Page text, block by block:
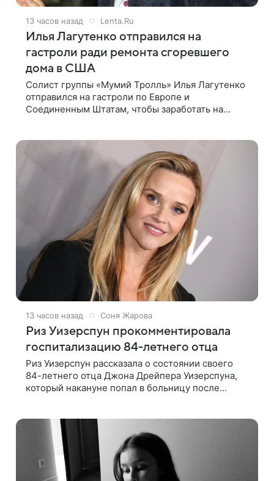
13 часов назад Lenta.Ru
Илья Лагутенко отправился на
гастроли ради ремонта сгоревшего
дома в США
Солист группы «Мумий Тролль» Илья Лагутенко
отправился на гастроли по Европе и
Соединенным Штатам, чтобы заработать на
13 часов назад Соня Жарова
Риз Уизерспун прокомментировала
госпитализацию 84-летнего отца
Риз Уизерспун рассказала о состоянии своего
84-летнего отца Джона Дрейпера Уизерспуна,
который накануне попал в больницу после